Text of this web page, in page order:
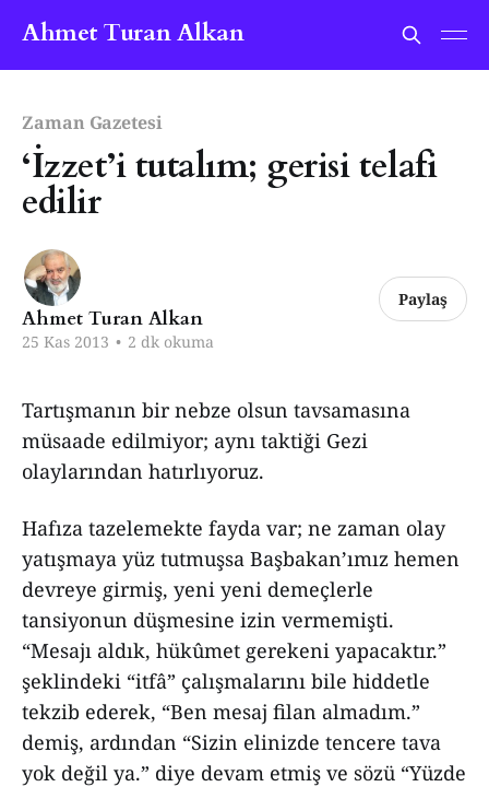
Ahmet Turan Alkan
Zaman Gazetesi
‘İzzet’i tutalım; gerisi telafi
edilir
Ahmet Turan Alkan
25 Kas 2013 • 2 dk okuma
Paylaş
Tartışmanın bir nebze olsun tavsamasına
müsaade edilmiyor; aynı taktiği Gezi
olaylarından hatırlıyoruz.
Hafıza tazelemekte fayda var; ne zaman olay
yatışmaya yüz tutmuşsa Başbakan’ımız hemen
devreye girmiş, yeni yeni demeçlerle
tansiyonun düşmesine izin vermemişti.
“Mesajı aldık, hükûmet gerekeni yapacaktır.”
şeklindeki “itfâ” çalışmalarını bile hiddetle
tekzib ederek, “Ben mesaj filan almadım.”
demiş, ardından “Sizin elinizde tencere tava
yok değil ya.” diye devam etmiş ve sözü “Yüzde